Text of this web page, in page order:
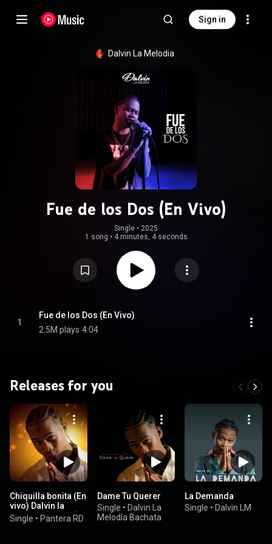
Sign in
Dalvin La Melodia
Fue de los Dos (En Vivo)
Single • 2025
1 song • 4 minutes, 4 seconds
1
Fue de los Dos (En Vivo)
2.5M plays 4:04
Releases for you
Chiquilla bonita (En
vivo) Dalvin la
melodia (En vivo)
Single • Pantera RD
Dame Tu Querer
Single • Dalvin La
Melodía Bachata
La Demanda
Single • Dalvin LM